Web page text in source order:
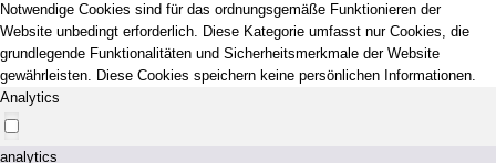
Notwendige Cookies sind für das ordnungsgemäße Funktionieren der
Website unbedingt erforderlich. Diese Kategorie umfasst nur Cookies, die
grundlegende Funktionalitäten und Sicherheitsmerkmale der Website
gewährleisten. Diese Cookies speichern keine persönlichen Informationen.
Analytics
analytics